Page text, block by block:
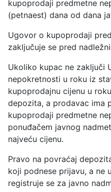
kupoprodaji predmetne
(petnaest) dana od dana
Ugovor o kupoprodaji
zaključuje se pred
Ukoliko kupac ne zaključi
nepokretnosti u roku iz
kupoprodajnu cijenu u
depozita, a prodavac ima
kupoprodaji predmetne
ponuđačem javnog
najveću cijenu.
Pravo na povraćaj
koji podnese prijavu, a ne
registruje se za javno